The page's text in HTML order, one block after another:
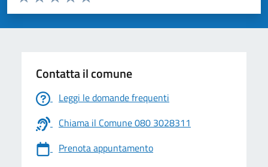
Valuta 5 stelle su 5
Valuta 4 stelle su 5
Valuta 3 stelle su 5
Valuta 2 stelle su 5
Valuta 1 stelle su 5
Contatta il comune
Leggi le domande frequenti
Chiama il Comune 080 3028311
Prenota appuntamento